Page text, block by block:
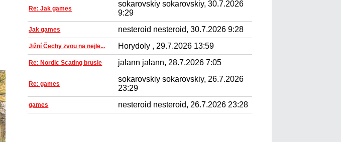
Re: Jak games
sokarovskiy sokarovskiy, 30.7.2026
9:29
Jak games nesteroid nesteroid, 30.7.2026 9:28
Jižní Čechy zvou na nejle... Horydoly , 29.7.2026 13:59
Re: Nordic Scating brusle jalann jalann, 28.7.2026 7:05
Re: games
sokarovskiy sokarovskiy, 26.7.2026
23:29
games nesteroid nesteroid, 26.7.2026 23:28